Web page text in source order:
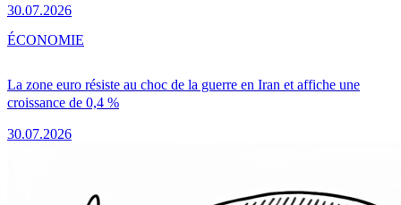
30.07.2026
La zone euro résiste au choc de la guerre en Iran et affiche une
croissance de 0,4 %
30.07.2026
ÉCONOMIE